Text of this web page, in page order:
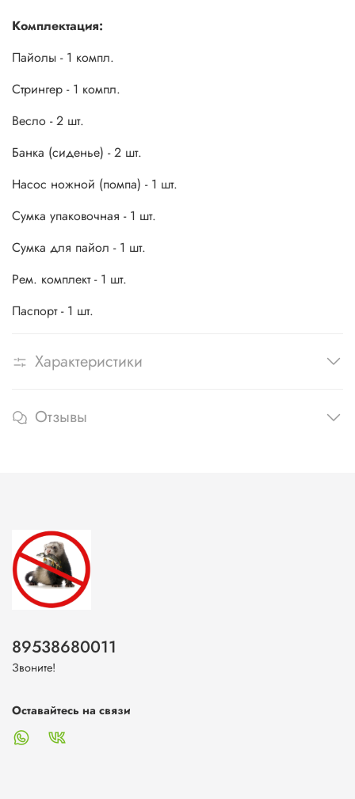
Комплектация:
Пайолы - 1 компл.
Стрингер - 1 компл.
Весло - 2 шт.
Банка (сиденье) - 2 шт.
Насос ножной (помпа) - 1 шт.
Сумка упаковочная - 1 шт.
Сумка для пайол - 1 шт.
Рем. комплект - 1 шт.
Паспорт - 1 шт.
Характеристики
Отзывы
89538680011
Звоните!
Оставайтесь на связи